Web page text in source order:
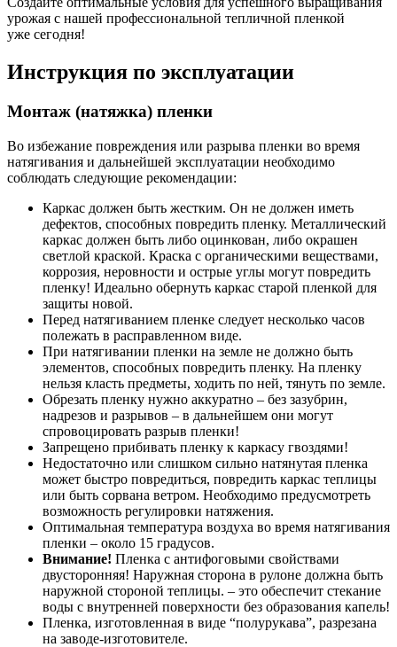
урожая с нашей профессиональной тепличной пленкой
уже сегодня!
Инструкция по эксплуатации
Монтаж (натяжка) пленки
Во избежание повреждения или разрыва пленки во время
натягивания и дальнейшей эксплуатации необходимо
соблюдать следующие рекомендации:
Каркас должен быть жестким. Он не должен иметь
дефектов, способных повредить пленку. Металлический
каркас должен быть либо оцинкован, либо окрашен
светлой краской. Краска с органическими веществами,
коррозия, неровности и острые углы могут повредить
пленку! Идеально обернуть каркас старой пленкой для
защиты новой.
Перед натягиванием пленке следует несколько часов
полежать в расправленном виде.
При натягивании пленки на земле не должно быть
элементов, способных повредить пленку. На пленку
нельзя класть предметы, ходить по ней, тянуть по земле.
Обрезать пленку нужно аккуратно – без зазубрин,
надрезов и разрывов – в дальнейшем они могут
спровоцировать разрыв пленки!
Запрещено прибивать пленку к каркасу гвоздями!
Недостаточно или слишком сильно натянутая пленка
может быстро повредиться, повредить каркас теплицы
или быть сорвана ветром. Необходимо предусмотреть
возможность регулировки натяжения.
Оптимальная температура воздуха во время натягивания
пленки – около 15 градусов.
Внимание! Пленка с антифоговыми свойствами
двусторонняя! Наружная сторона в рулоне должна быть
наружной стороной теплицы. – это обеспечит стекание
воды с внутренней поверхности без образования капель!
Пленка, изготовленная в виде “полурукава”, разрезана
на заводе-изготовителе.